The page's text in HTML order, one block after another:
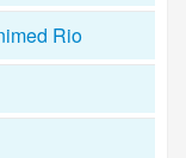
Rio